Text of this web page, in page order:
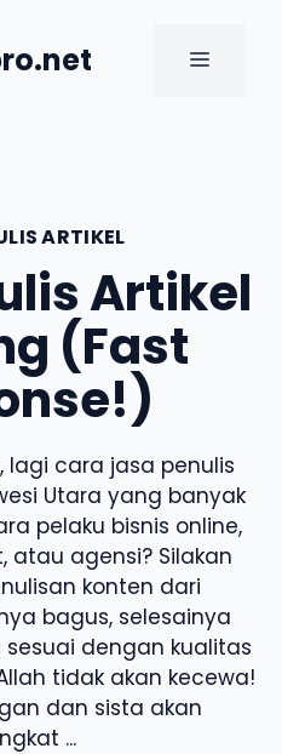
MENU
ARTIKEL
Artikel
(Fast
lagi cara jasa penulis
Utara yang banyak
pelaku bisnis online,
atau agensi? Silakan
konten dari
bagus, selesainya
dengan kualitas
tidak akan kecewa!
dan sista akan
...